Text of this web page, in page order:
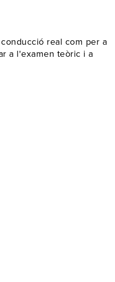
real com per a
a l'examen teòric i a